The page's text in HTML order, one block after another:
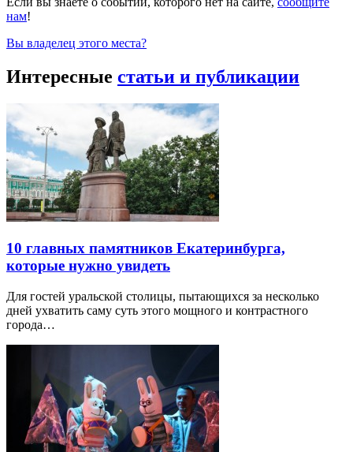
нам!
Вы владелец этого места?
Интересные статьи и публикации
10 главных памятников Екатеринбурга,
которые нужно увидеть
Для гостей уральской столицы, пытающихся за несколько
дней ухватить саму суть этого мощного и контрастного
города…